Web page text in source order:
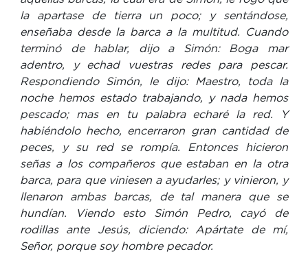
la apartase de tierra un poco; y sentándose,
enseñaba desde la barca a la multitud. Cuando
terminó de hablar, dijo a Simón: Boga mar
adentro, y echad vuestras redes para pescar.
Respondiendo Simón, le dijo: Maestro, toda la
noche hemos estado trabajando, y nada hemos
pescado; mas en tu palabra echaré la red. Y
habiéndolo hecho, encerraron gran cantidad de
peces, y su red se rompía. Entonces hicieron
señas a los compañeros que estaban en la otra
barca, para que viniesen a ayudarles; y vinieron, y
llenaron ambas barcas, de tal manera que se
hundían. Viendo esto Simón Pedro, cayó de
rodillas ante Jesús, diciendo: Apártate de mí,
Señor, porque soy hombre pecador.